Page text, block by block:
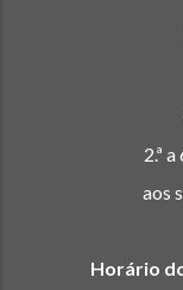
2.ª
aos
Horário